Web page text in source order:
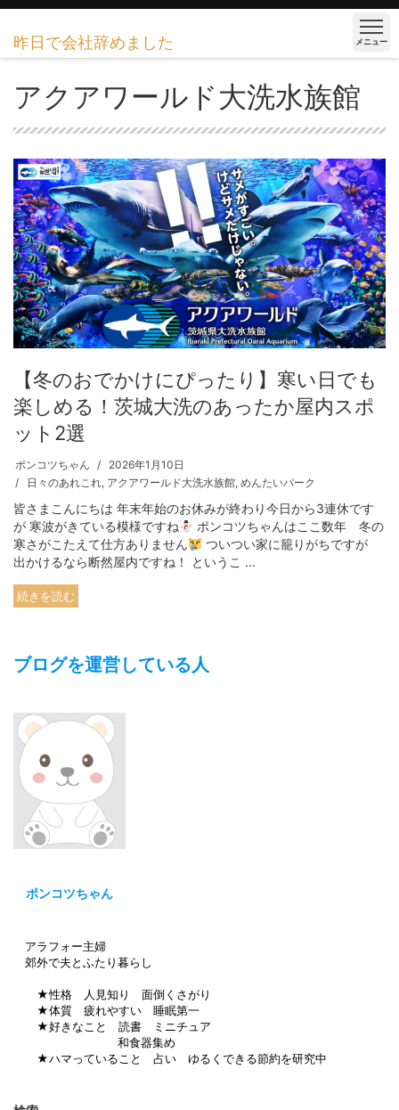
昨日で会社辞めました メニュー
アクアワールド大洗水族館
【冬のおでかけにぴったり】寒い日でも
楽しめる！茨城大洗のあったか屋内スポ
ット2選
ポンコツちゃん
2026年1月10日
日々のあれこれ, アクアワールド大洗水族館, めんたいパーク
皆さまこんにちは 年末年始のお休みが終わり今日から3連休です
が 寒波がきている模様ですね
ポンコツちゃんはここ数年 冬の
寒さがこたえて仕方ありません
ついつい家に籠りがちですが
出かけるなら断然屋内ですね！ というこ ...
続きを読む
ブログを運営している人
ポンコツちゃん
アラフォー主婦
郊外で夫とふたり暮らし
★性格 人見知り 面倒くさがり
★体質 疲れやすい 睡眠第一
★好きなこと 読書 ミニチュア
和食器集め
★ハマっていること 占い ゆるくできる節約を研究中